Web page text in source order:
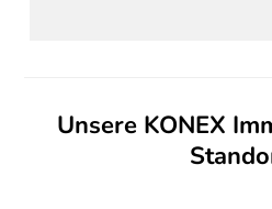
Unsere KONEX